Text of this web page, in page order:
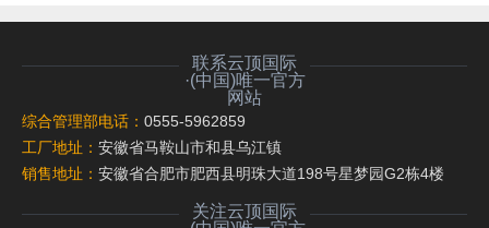
联系云顶国际
·(中国)唯一官方
网站
综合管理部电话： 0555-5962859
工厂地址： 安徽省马鞍山市和县乌江镇
销售地址： 安徽省合肥市肥西县明珠大道198号星梦园G2栋4楼
关注云顶国际